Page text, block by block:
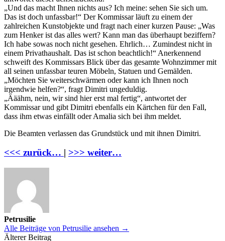
„Und das macht Ihnen nichts aus? Ich meine: sehen Sie sich um.
Das ist doch unfassbar!“ Der Kommissar läuft zu einem der
zahlreichen Kunstobjekte und fragt nach einer kurzen Pause: „Was
zum Henker ist das alles wert? Kann man das überhaupt beziffern?
Ich habe sowas noch nicht gesehen. Ehrlich… Zumindest nicht in
einem Privathaushalt. Das ist schon beachtlich!“ Anerkennend
schweift des Kommissars Blick über das gesamte Wohnzimmer mit
all seinen unfassbar teuren Möbeln, Statuen und Gemälden.
„Möchten Sie weiterschwärmen oder kann ich Ihnen noch
irgendwie helfen?“, fragt Dimitri ungeduldig.
„Ääähm, nein, wir sind hier erst mal fertig“, antwortet der
Kommissar und gibt Dimitri ebenfalls ein Kärtchen für den Fall,
dass ihm etwas einfällt oder Amalia sich bei ihm meldet.
Die Beamten verlassen das Grundstück und mit ihnen Dimitri.
<<< zurück… | >>> weiter…
Petrusilie
Alle Beiträge von Petrusilie ansehen →
Älterer Beitrag